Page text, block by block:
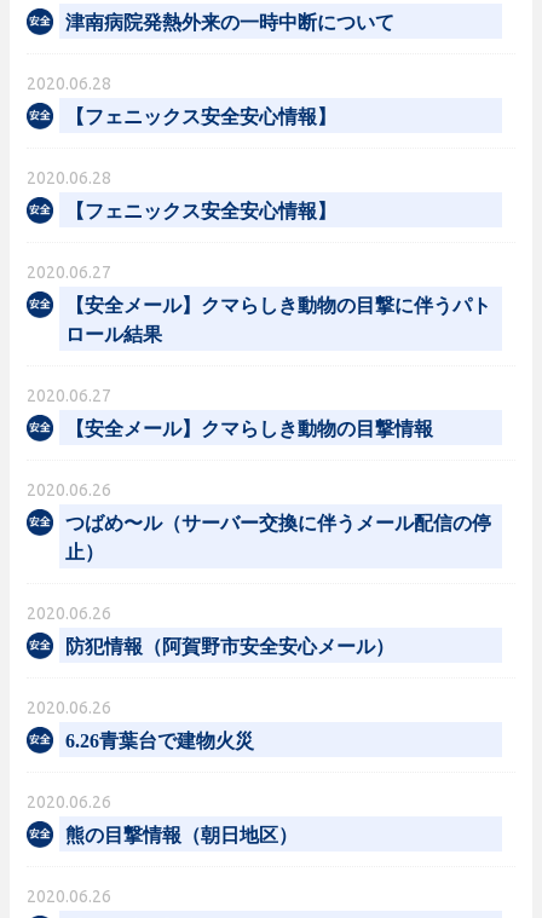
津南病院発熱外来の一時中断について
2020.06.28
【フェニックス安全安心情報】
2020.06.28
【フェニックス安全安心情報】
2020.06.27
【安全メール】クマらしき動物の目撃に伴うパト
ロール結果
2020.06.27
【安全メール】クマらしき動物の目撃情報
2020.06.26
つばめ〜ル（サーバー交換に伴うメール配信の停
止）
2020.06.26
防犯情報（阿賀野市安全安心メール）
2020.06.26
6.26青葉台で建物火災
2020.06.26
熊の目撃情報（朝日地区）
2020.06.26